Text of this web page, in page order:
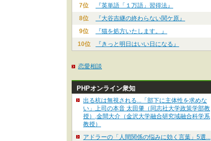
7位
『英単語「１万語」習得法』
8位
『大谷吉継の終わらない関ケ原』
9位
『猫を処方いたします。』
10位
『きっと明日はいい日になる』
恋愛相談
PHPオンライン衆知
出る杭は無視される...「部下に主体性を求めな
い」上司の本音 太田肇（同志社大学政策学部教
授）,金間大介（金沢大学融合研究域融合科学系
教授）
アドラーの「人間関係の悩みに効く言葉」5選...